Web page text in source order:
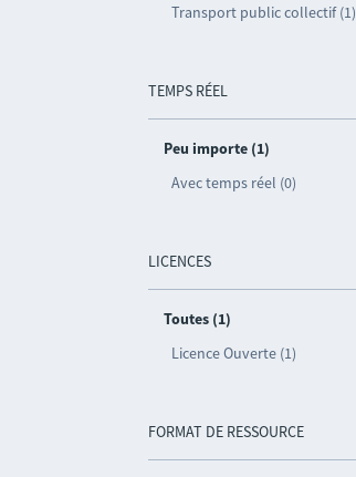
Transport public collectif (1)
TEMPS RÉEL
Peu importe (1)
Avec temps réel (0)
LICENCES
Toutes (1)
Licence Ouverte (1)
FORMAT DE RESSOURCE